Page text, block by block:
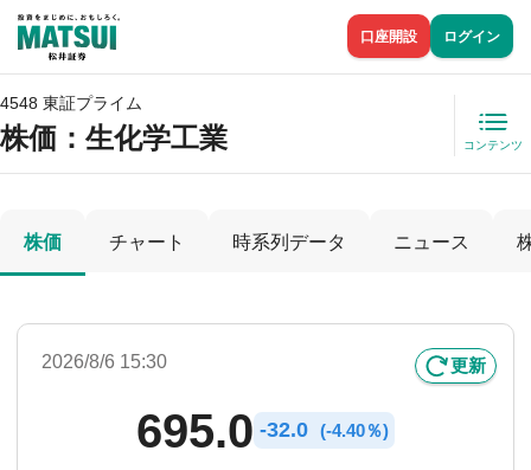
口座開設 ログイン
4548 東証プライム
株価 ：生化学工業 コンテンツ
株価 チャート 時系列データ ニュース
2026/8/6 15:30 更新
695.0 -32.0 (-4.40％)